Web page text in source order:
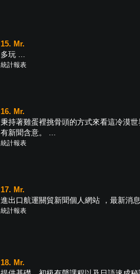
15. Mr.
多玩 ...
統計報表
16. Mr.
秉持著雞蛋裡挑骨頭的方式來看這冷漠
有新聞含意。 ...
統計報表
17. Mr.
進出口航運關貿新聞個人網站 ，最新消
統計報表
18. Mr.